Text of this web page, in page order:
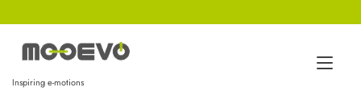
al
Inspiring e-motions